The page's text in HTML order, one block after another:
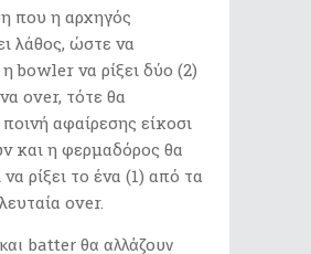
που η αρχηγός
λάθος, ώστε να
η bowler να ρίξει δύο (2)
over, τότε θα
ποινή αφαίρεσης είκοσι
και η φερμαδόρος θα
να ρίξει το ένα (1) από τα
over.
και batter θα αλλάζουν